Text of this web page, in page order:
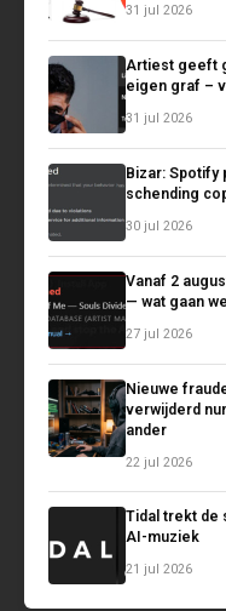
31 jul 2026
Artiest geeft
eigen graf –
31 jul 2026
Bizar: Spotify
schending
30 jul 2026
Vanaf 2
— wat gaan
27 jul 2026
Nieuwe
verwijderd
ander
22 jul 2026
Tidal trekt de
AI-muziek
21 jul 2026